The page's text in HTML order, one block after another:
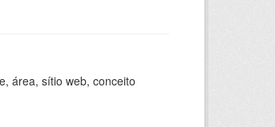
área, sítio web, conceito